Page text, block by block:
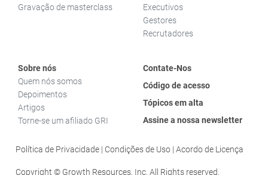
Gravação de masterclass
Executivos
Gestores
Recrutadores
Sobre nós
Quem nós somos
Depoimentos
Artigos
Torne-se um afiliado GRI
Contate-Nos
Código de acesso
Tópicos em alta
Assine a nossa newsletter
Política de Privacidade Condições de Uso Acordo de Licença
Copyright © Growth Resources, Inc. All Rights reserved.